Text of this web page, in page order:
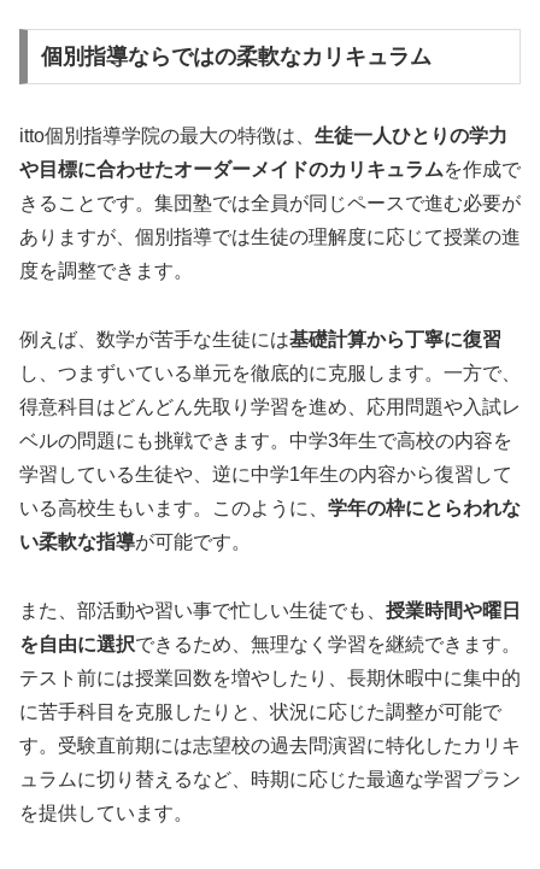
個別指導ならではの柔軟なカリキュラム
itto個別指導学院の最大の特徴は、 生徒一人ひとりの学力
や目標に合わせたオーダーメイドのカリキュラムを作成で
きることです。集団塾では全員が同じペースで進む必要が
ありますが、個別指導では生徒の理解度に応じて授業の進
度を調整できます。
例えば、数学が苦手な生徒には基礎計算から丁寧に復習
し、つまずいている単元を徹底的に克服します。一方で、
得意科目はどんどん先取り学習を進め、応用問題や入試レ
ベルの問題にも挑戦できます。中学3年生で高校の内容を
学習している生徒や、逆に中学1年生の内容から復習して
いる高校生もいます。このように、 学年の枠にとらわれな
い柔軟な指導が可能です。
また、部活動や習い事で忙しい生徒でも、 授業時間や曜日
を自由に選択できるため、無理なく学習を継続できます。
テスト前には授業回数を増やしたり、長期休暇中に集中的
に苦手科目を克服したりと、状況に応じた調整が可能で
す。受験直前期には志望校の過去問演習に特化したカリキ
ュラムに切り替えるなど、時期に応じた最適な学習プラン
を提供しています。